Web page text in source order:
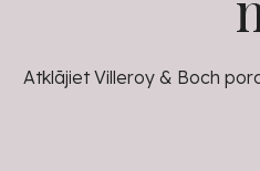
Atklājiet Villeroy & Boch